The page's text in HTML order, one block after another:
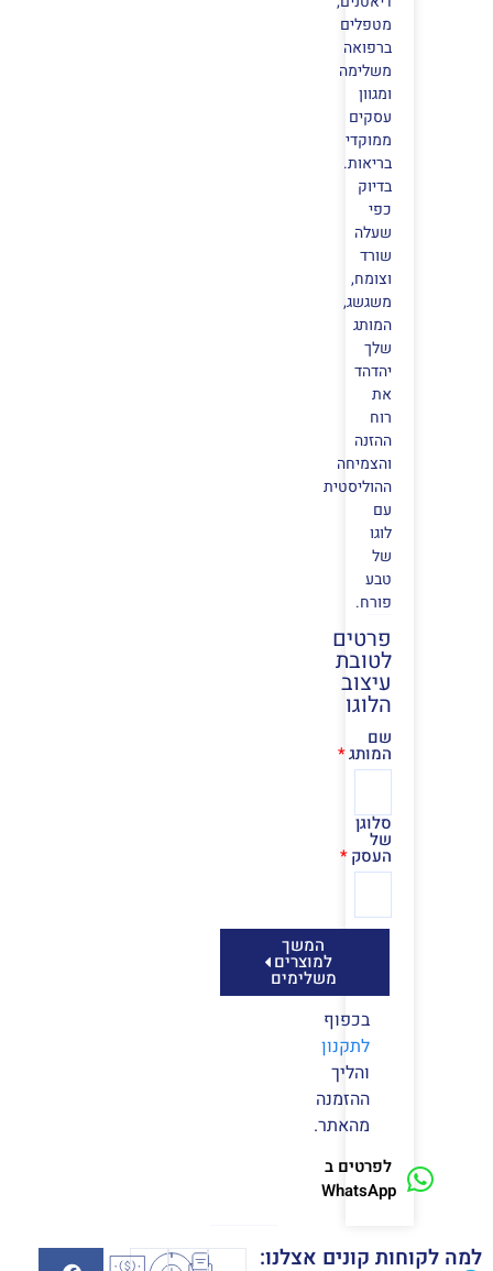
מטפלים
ברפואה
משלימה
ומגוון
עסקים
ממוקדי
בריאות.
בדיוק
כפי
שעלה
שורד
וצומח,
משגשג,
המותג
שלך
יהדהד
את
רוח
ההזנה
והצמיחה
ההוליסטית
עם
לוגו
של
טבע
פורח.
פרטים
לטובת
עיצוב
הלוגו
שם
המותג
סלוגן
של
העסק
המשך
למוצרים
משלימים
בכפוף
לתקנון
והליך
ההזמנה
מהאתר.
לפרטים ב
WhatsApp
למה לקוחות קונים אצלנו: